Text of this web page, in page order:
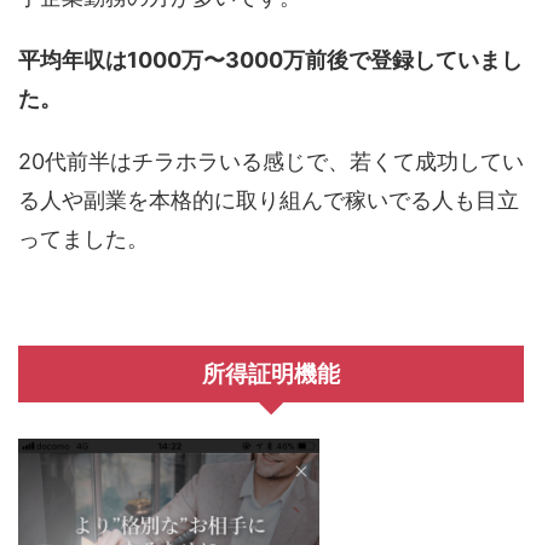
平均年収は1000万〜3000万前後で登録していまし
た。
20代前半はチラホラいる感じで、若くて成功してい
る人や副業を本格的に取り組んで稼いでる人も目立
ってました。
所得証明機能